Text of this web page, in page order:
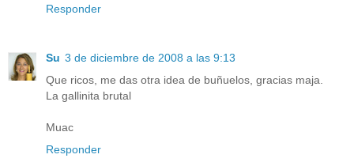
Responder
Su 3 de diciembre de 2008 a las 9:13
Que ricos, me das otra idea de buñuelos, gracias maja.
La gallinita brutal
Muac
Responder